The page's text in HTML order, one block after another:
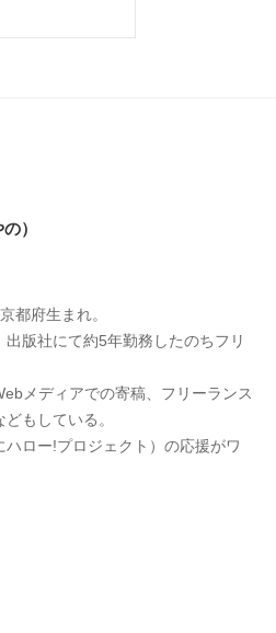
）
都府生まれ。
版社にて約5年勤務したのちフリ
メディアでの寄稿、フリーランス
もしている。
ロー!プロジェクト）の応援がワ